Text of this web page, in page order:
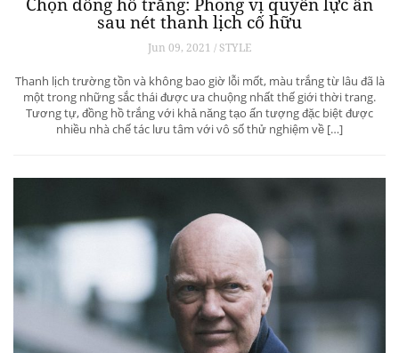
sau nét thanh lịch cố hữu
Jun 09, 2021 / STYLE
Thanh lịch trường tồn và không bao giờ lỗi mốt, màu trắng từ lâu đã là
một trong những sắc thái được ưa chuộng nhất thế giới thời trang.
Tương tự, đồng hồ trắng với khả năng tạo ấn tượng đặc biệt được
nhiều nhà chế tác lưu tâm với vô số thử nghiệm về […]